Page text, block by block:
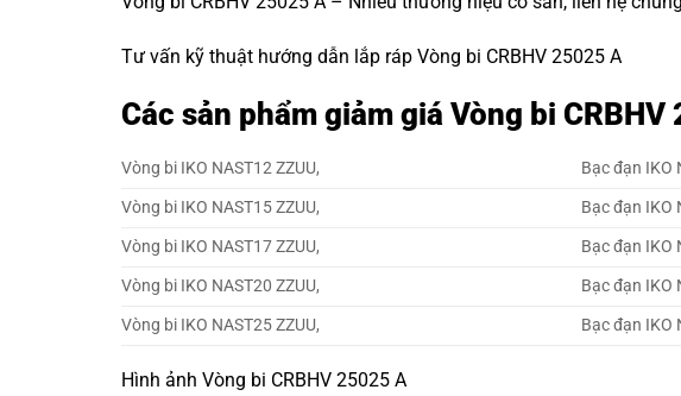
Tư vấn kỹ thuật hướng dẫn lắp ráp Vòng bi CRBHV 25025 A
Các sản phẩm giảm giá Vòng bi CRBHV
Vòng bi IKO NAST12 ZZUU, Bạc đạn IKO
Vòng bi IKO NAST15 ZZUU,
Bạc đạn IKO
Vòng bi IKO NAST17 ZZUU,
Bạc đạn IKO
Vòng bi IKO NAST20 ZZUU,
Bạc đạn IKO
Vòng bi IKO NAST25 ZZUU,
Bạc đạn IKO
Hình ảnh Vòng bi CRBHV 25025 A